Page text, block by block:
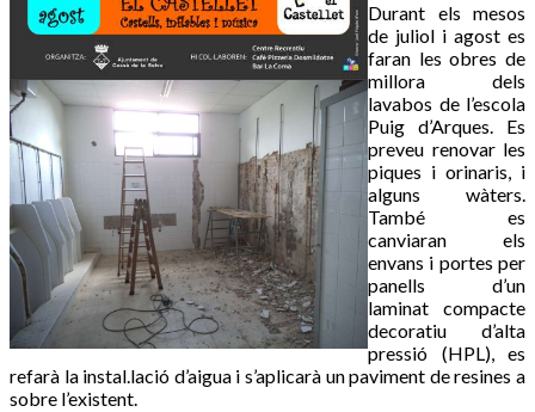
Durant els mesos
de juliol i agost es
faran les obres de
millora dels
lavabos de l’escola
Puig d’Arques. Es
preveu renovar les
piques i orinaris, i
alguns wàters.
També es
canviaran els
envans i portes per
panells d’un
laminat compacte
decoratiu d’alta
pressió (HPL), es
refarà la instal.lació d’aigua i s’aplicarà un paviment de resines a
sobre l’existent.